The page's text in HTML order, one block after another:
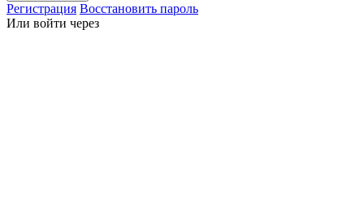
Регистрация Восстановить пароль
Или войти через